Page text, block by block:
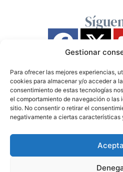
Gestionar
Para ofrecer las mejores experiencias,
cookies para almacenar y/o acceder a
consentimiento de estas tecnologías
el comportamiento de navegación o
sitio. No consentir o retirar el
negativamente a ciertas características